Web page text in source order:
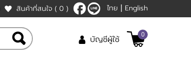
สินค้าที่สนใจ ( 0 ) ไทย English
บัญชีผู้ใช้ 0